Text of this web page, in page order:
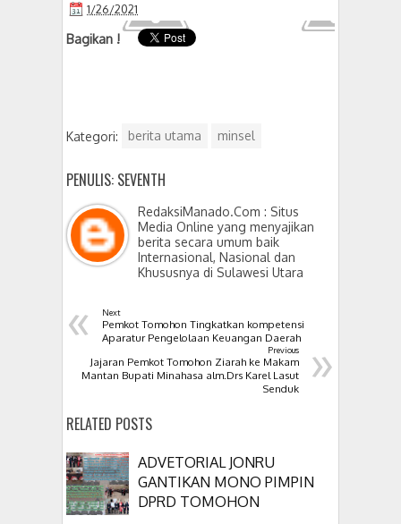
1/26/2021
Bagikan !
Kategori: berita utama minsel
PENULIS: SEVENTH
RedaksiManado.Com : Situs
Media Online yang menyajikan
berita secara umum baik
Internasional, Nasional dan
Khususnya di Sulawesi Utara
« Next
Pemkot Tomohon Tingkatkan kompetensi
Aparatur Pengelolaan Keuangan Daerah
»
Previous
Jajaran Pemkot Tomohon Ziarah ke Makam
Mantan Bupati Minahasa alm.Drs Karel Lasut
Senduk
RELATED POSTS
ADVETORIAL JONRU
GANTIKAN MONO PIMPIN
DPRD TOMOHON